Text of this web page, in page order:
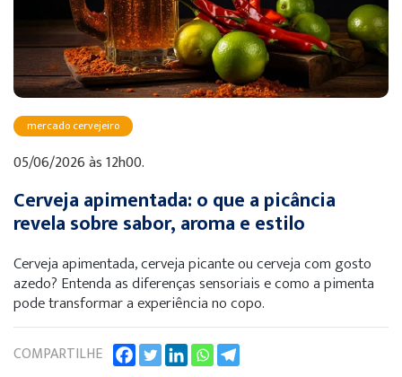
mercado cervejeiro
05/06/2026 às 12h00.
Cerveja apimentada: o que a picância
revela sobre sabor, aroma e estilo
Cerveja apimentada, cerveja picante ou cerveja com gosto
azedo? Entenda as diferenças sensoriais e como a pimenta
pode transformar a experiência no copo.
COMPARTILHE